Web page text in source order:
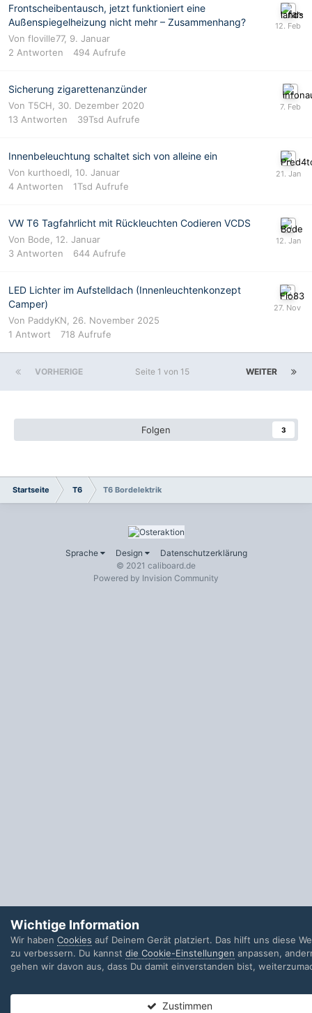
Frontscheibentausch, jetzt funktioniert eine
Außenspiegelheizung nicht mehr – Zusammenhang?
Von floville77, 9. Januar
2 Antworten 494 Aufrufe
Sicherung zigarettenanzünder
Von T5CH, 30. Dezember 2020
13 Antworten 39Tsd Aufrufe
Innenbeleuchtung schaltet sich von alleine ein
Von kurthoedl, 10. Januar
4 Antworten 1Tsd Aufrufe
VW T6 Tagfahrlicht mit Rückleuchten Codieren VCDS
Von Bode, 12. Januar
3 Antworten 644 Aufrufe
LED Lichter im Aufstelldach (Innenleuchtenkonzept
Camper)
Von PaddyKN, 26. November 2025
1 Antwort 718 Aufrufe
VORHERIGE WEITER
Seite 1 von 15
Folgen 3
Startseite T6 T6 Bordelektrik
Sprache Design
Datenschutzerklärung
© 2021 caliboard.de
Powered by Invision Community
Wichtige Information
Wir haben Cookies auf Deinem Gerät platziert. Das hilft uns diese
zu verbessern. Du kannst die Cookie-Einstellungen anpassen,
gehen wir davon aus, dass Du damit einverstanden bist,
Zustimmen